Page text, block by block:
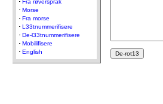
Fra røverspråk
Morse
Fra morse
L33tnummerifisere
De-l33tnummerifisere
Mobilifisere
English